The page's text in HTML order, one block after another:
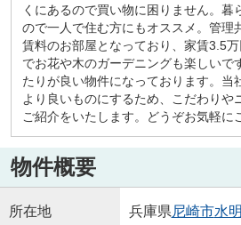
くにあるので買い物に困りません。暮
ので一人で住む方にもオススメ。管理
賃料のお部屋となっており、家賃3.5
でお花や木のガーデニングも楽しいで
たりが良い物件になっております。当
より良いものにするため、こだわりや
ご紹介をいたします。どうぞお気軽に
物件概要
所在地 兵庫県尼崎市水